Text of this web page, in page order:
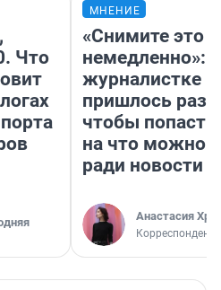
Что
МНЕНИЕ
«Снимите это
немедленно»:
журналистке
пришлось
чтобы попасть
на что можно
ради новости
Анастасия
Корреспондент